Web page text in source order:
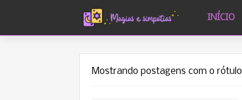
INÍCIO
Mostrando postagens com o rótulo